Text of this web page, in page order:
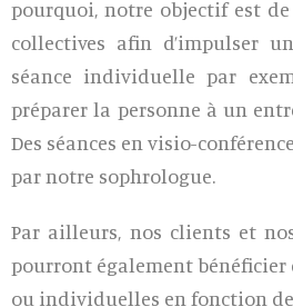
pourquoi, notre objectif est
collectives afin d’impulser
séance individuelle par
préparer la personne à un
Des séances en visio-
par notre sophrologue.
Par ailleurs, nos clients et
pourront également bénéficier
ou individuelles en fonction